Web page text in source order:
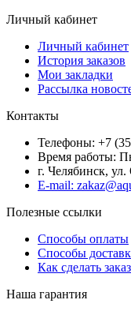
Личный кабинет
Личный кабинет
История заказов
Мои закладки
Рассылка
Контакты
Телефоны: +7
Время работы:
г. Челябинск,
E-mail:
Полезные ссылки
Способы оплаты
Способы
Как сделать
Наша гарантия